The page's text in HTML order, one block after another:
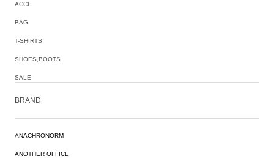
ACCE
BAG
T-SHIRTS
SHOES,BOOTS
SALE
BRAND
ANACHRONORM
ANOTHER OFFICE